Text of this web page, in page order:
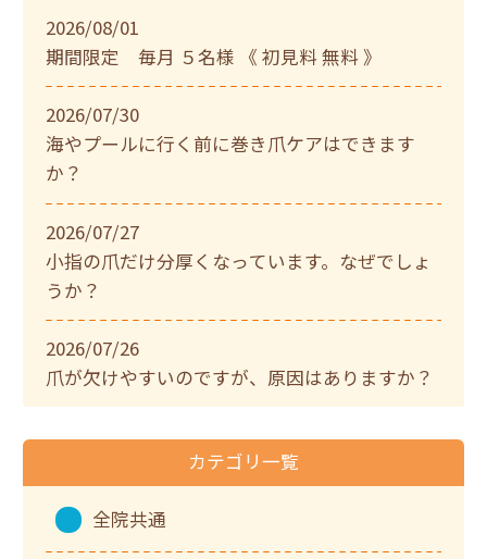
2026/08/01
期間限定 毎月 ５名様 《 初見料 無料 》
2026/07/30
海やプールに行く前に巻き爪ケアはできます
か？
2026/07/27
小指の爪だけ分厚くなっています。なぜでしょ
うか？
2026/07/26
爪が欠けやすいのですが、原因はありますか？
カテゴリ一覧
全院共通